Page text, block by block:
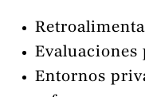
Evaluaciones
Entornos